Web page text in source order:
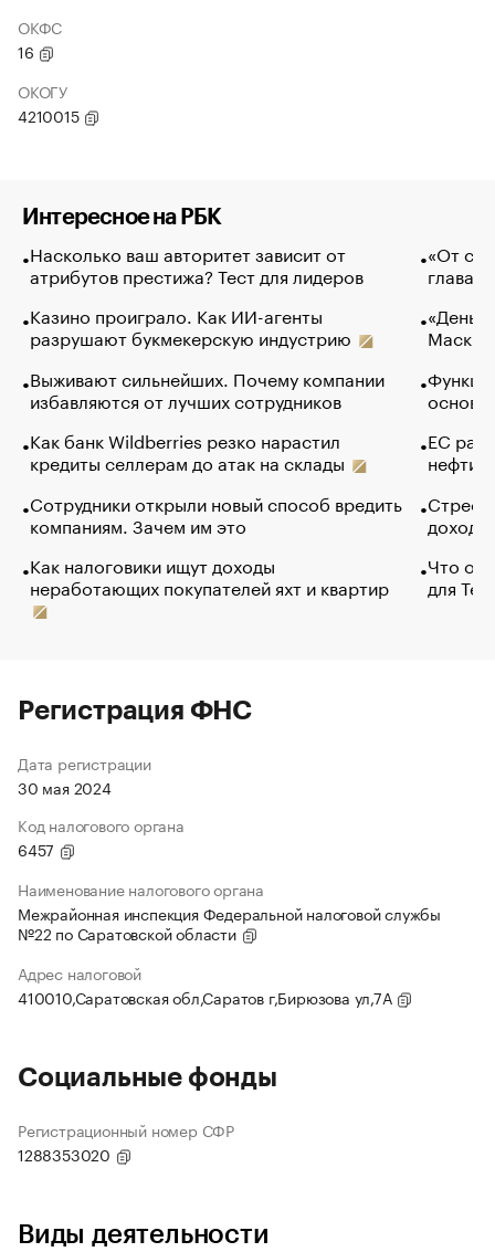
ОКФС
16
ОКОГУ
4210015
Интересное на РБК
Насколько ваш авторитет зависит от
атрибутов престижа? Тест для лидеров
Казино проиграло. Как ИИ-агенты
разрушают букмекерскую индустрию
Выживают сильнейших. Почему компании
избавляются от лучших сотрудников
Как банк Wildberries резко нарастил
кредиты селлерам до атак на склады
Сотрудники открыли новый способ вредить
компаниям. Зачем им это
Как налоговики ищут доходы
неработающих покупателей яхт и квартир
«От
глава
Маск в
основ
ЕС
нефти
Что
для
Регистрация ФНС
Дата регистрации
30 мая 2024
Код налогового органа
6457
Наименование налогового органа
Межрайонная инспекция Федеральной налоговой службы
№22 по Саратовской области
Адрес налоговой
410010,Саратовская обл,Саратов г,Бирюзова ул,7А
Социальные фонды
Регистрационный номер СФР
1288353020
Виды деятельности